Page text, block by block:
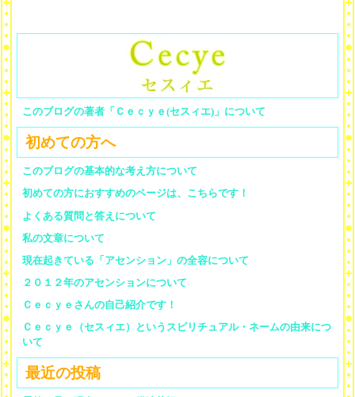
このブログの著者「Ｃｅｃｙｅ(セスィエ)」について
初めての方へ
このブログの基本的な考え方について
初めての方におすすめのページは、こちらです！
よくある質問と答えについて
私の文章について
現在起きている「アセンション」の全容について
２０１２年のアセンションについて
Ｃｅｃｙｅさんの自己紹介です！
Ｃｅｃｙｅ（セスィエ）というスピリチュアル・ネームの由来につ
いて
最近の投稿